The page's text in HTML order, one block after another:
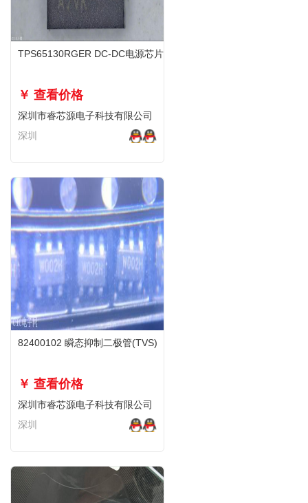
TPS65130RGER DC-DC电源芯片
￥ 查看价格
深圳市睿芯源电子科技有限公司
深圳
82400102 瞬态抑制二极管(TVS)
￥ 查看价格
深圳市睿芯源电子科技有限公司
深圳